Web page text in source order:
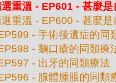
選重溫 - EP601 - 甚麼
選重溫 - EP600 - 甚麼
- 手術後遺症的同
- 鵝口瘡的同類療
- 出牙的同類療法
- 腺體腫脹的同類